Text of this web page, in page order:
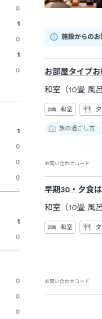
0
1
0
1
0
1
0
0
0
1
0
0
0
0
施設からのお
お部屋タイプ
和室（10畳 風
和室
旅の過ごし方
お問い合わせコード
早期30・夕食
和室（10畳 風
和室
お問い合わせコード